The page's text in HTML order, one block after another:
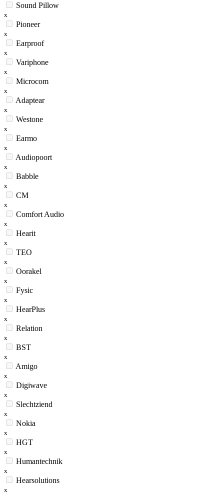
Sound Pillow
x
Pioneer
x
Earproof
x
Variphone
x
Microcom
x
Adaptear
x
Westone
x
Earmo
x
Audiopoort
x
Babble
x
CM
x
Comfort Audio
x
Hearit
x
TEO
x
Oorakel
x
Fysic
x
HearPlus
x
Relation
x
BST
x
Amigo
x
Digiwave
x
Slechtziend
x
Nokia
x
HGT
x
Humantechnik
x
Hearsolutions
x